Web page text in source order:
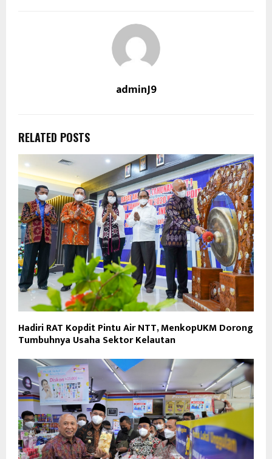
adminJ9
RELATED POSTS
Hadiri RAT Kopdit Pintu Air NTT, MenkopUKM Dorong
Tumbuhnya Usaha Sektor Kelautan